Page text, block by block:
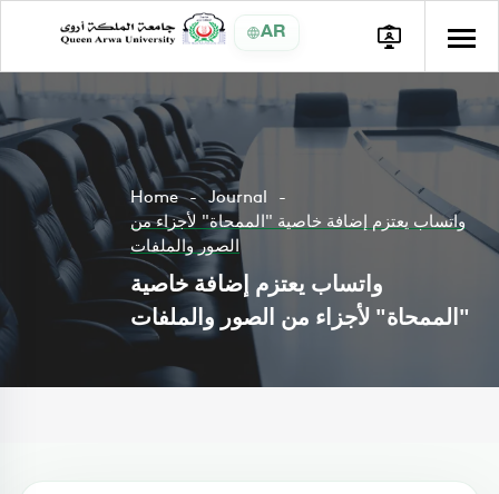
AR
Home
Journal
واتساب يعتزم إضافة خاصية "الممحاة" لأجزاء من
الصور والملفات
واتساب يعتزم إضافة خاصية
"الممحاة" لأجزاء من الصور والملفات